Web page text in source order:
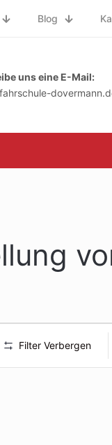
Blog
uns eine E-Mail:
Filter Verbergen